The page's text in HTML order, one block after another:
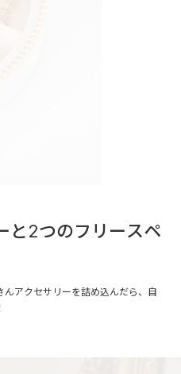
と2つのフリースペ
アクセサリーを詰め込んだら、自